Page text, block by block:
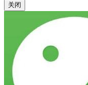
关闭